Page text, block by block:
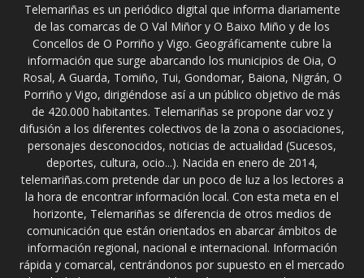
Telemariñas es un periódico digital que informa diariamente
de las comarcas de O Val Miñor y O Baixo Miño y de los
Concellos de O Porriño y Vigo. Geográficamente cubre la
información que surge abarcando los municipios de Oia, O
Rosal, A Guarda, Tomiño, Tui, Gondomar, Baiona, Nigrán, O
Porriño y Vigo, dirigiéndose así a un público objetivo de más
de 420.000 habitantes. Telemariñas se propone dar voz y
difusión a los diferentes colectivos de la zona o asociaciones,
personajes desconocidos, noticias de actualidad (Sucesos,
deportes, cultura, ocio...). Nacida en enero de 2014,
telemariñas.com pretende dar un poco de luz a los lectores a
la hora de encontrar información local. Con esta meta en el
horizonte, Telemariñas se diferencia de otros medios de
comunicación que están orientados en abarcar ámbitos de
información regional, nacional e internacional. Información
rápida y comarcal, centrándonos por supuesto en el mercado